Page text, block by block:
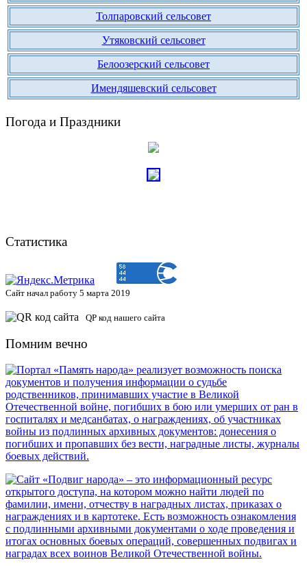
Толпаровский сельсовет
Утяковский сельсовет
Белоозерский сельсовет
Имендяшевский сельсовет
Погода и Праздники
Статистика
Сайт начал работу 5 марта 2019
QP код нашего сайта
Помним вечно